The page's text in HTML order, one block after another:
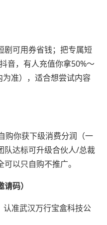
剧可用券省钱；把专属短
音，有人充值你拿50%～
准），适合想尝试内容
购你获下级消费分润（一
队达标可升级合伙人/总裁
以只自购不推广。
码）
准武汉万行宝盒科技公